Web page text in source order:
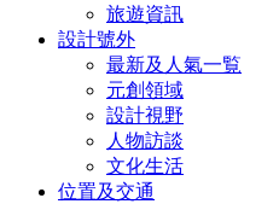
旅遊資訊
設計號外
最新及人氣一覧
元創領域
設計視野
人物訪談
文化生活
位置及交通